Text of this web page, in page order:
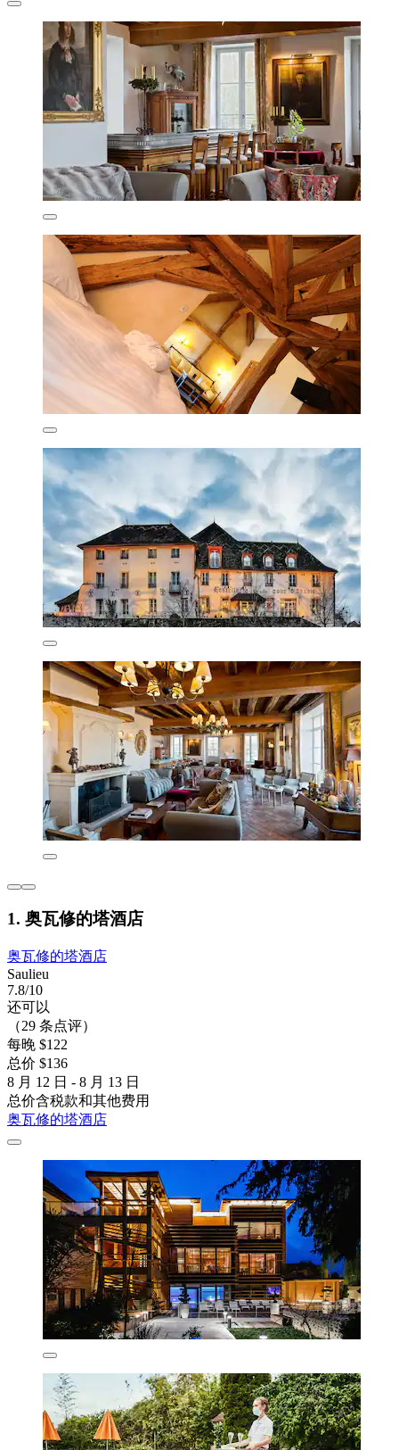
1. 奥瓦修的塔酒店
奥瓦修的塔酒店
Saulieu
7.8/10
还可以
（29 条点评）
每晚 $122
总价 $136
8 月 12 日 - 8 月 13 日
总价含税款和其他费用
奥瓦修的塔酒店